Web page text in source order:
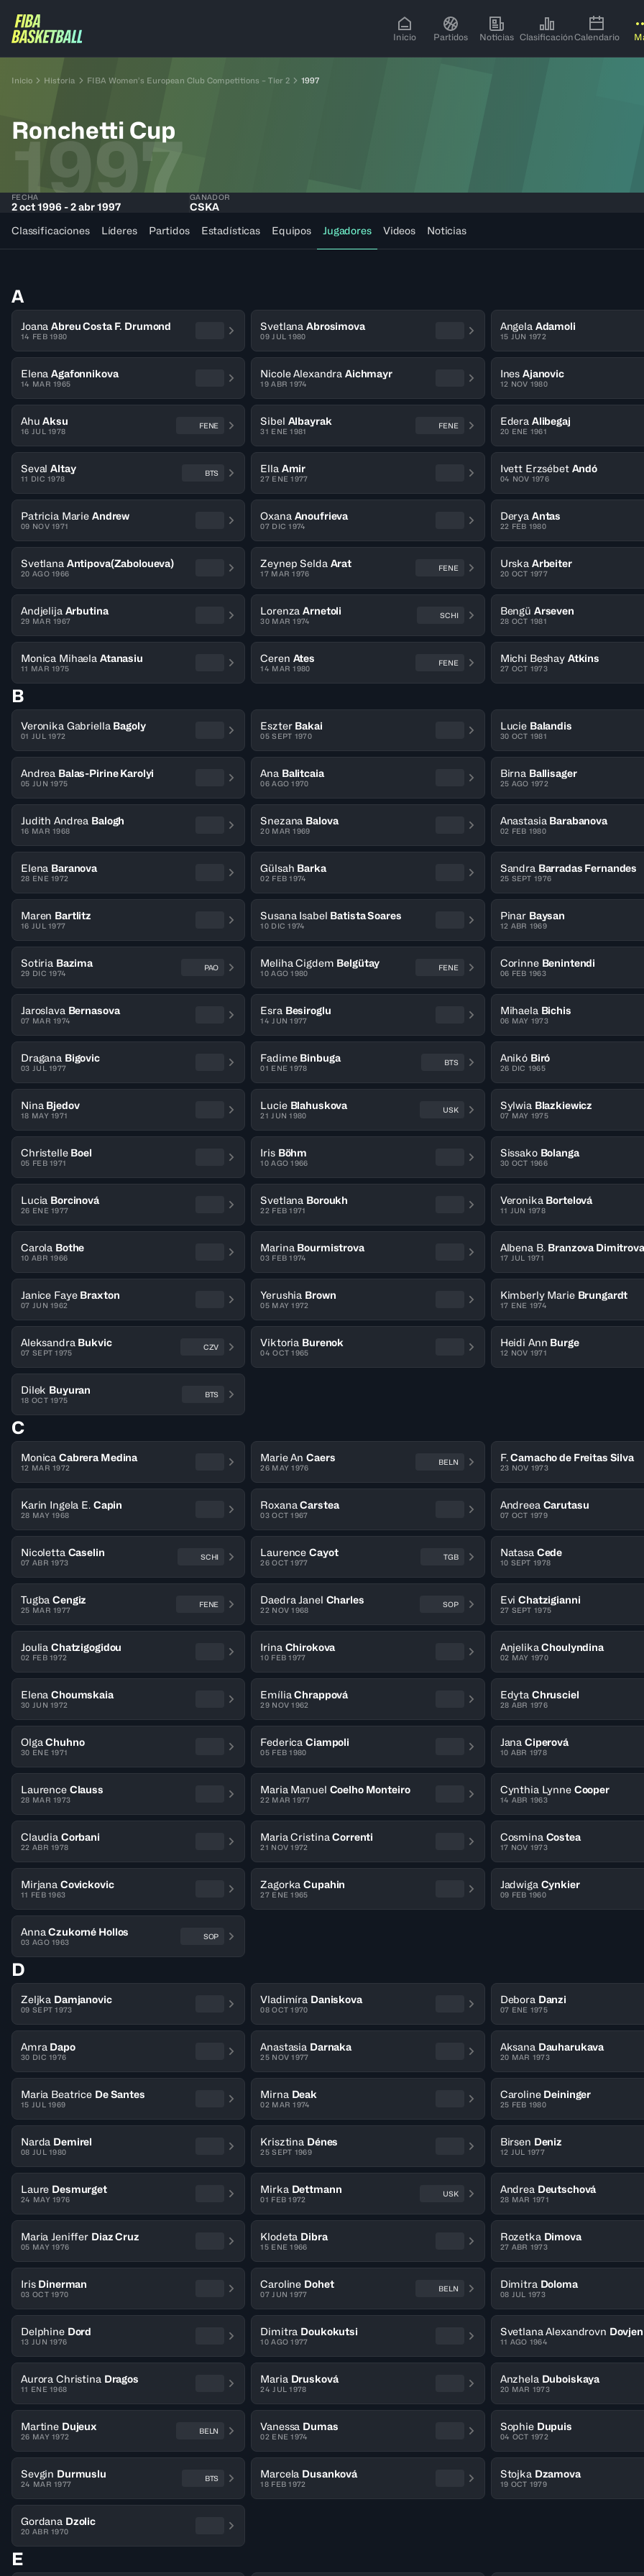
Inicio Partidos Noticias ClasificaciónCalendario
Inicio Historia FIBA Women’s European Club Competitions – Tier 2 1997
Ronchetti Cup
1997
FECHA
2 oct 1996 - 2 abr 1997
GANADOR
CSKA
Classificaciones
Líderes Partidos Estadísticas Equipos Jugadores Videos Noticias
A
Joana Abreu Costa F. Drumond
14 FEB 1980
Svetlana Abrosimova
09 JUL 1980
Angela Adamoli
15 JUN 1972
Elena Agafonnikova
14 MAR 1965
Nicole Alexandra Aichmayr
19 ABR 1974
Ines Ajanovic
12 NOV 1980
Ahu Aksu
16 JUL 1978
FENE Sibel Albayrak
31 ENE 1981
FENE Edera Alibegaj
20 ENE 1961
Seval Altay
11 DIC 1978
BTS Ella Amir
27 ENE 1977
Ivett Erzsébet Andó
04 NOV 1976
Patricia Marie Andrew
09 NOV 1971
Oxana Anoufrieva
07 DIC 1974
Derya Antas
22 FEB 1980
Svetlana Antipova(Zaboloueva)
20 AGO 1966
Zeynep Selda Arat
17 MAR 1976
FENE Urska Arbeiter
20 OCT 1977
Andjelija Arbutina
29 MAR 1967
Lorenza Arnetoli
30 MAR 1974
SCHI Bengü Arseven
28 OCT 1981
Monica Mihaela Atanasiu
11 MAR 1975
Ceren Ates
14 MAR 1980
FENE Michi Beshay Atkins
27 OCT 1973
B
Veronika Gabriella Bagoly
01 JUL 1972
Eszter Bakai
05 SEPT 1970
Lucie Balandis
30 OCT 1981
Andrea Balas-Pirine Karolyi
05 JUN 1975
Ana Balitcaia
06 AGO 1970
Birna Ballisager
25 AGO 1972
Judith Andrea Balogh
16 MAR 1968
Snezana Balova
20 MAR 1969
Anastasia Barabanova
02 FEB 1980
Elena Baranova
28 ENE 1972
Gülsah Barka
02 FEB 1974
Sandra Barradas Fernandes
25 SEPT 1976
Maren Bartlitz
16 JUL 1977
Susana Isabel Batista Soares
10 DIC 1974
Pinar Baysan
12 ABR 1969
Sotiria Bazima
29 DIC 1974
PAO Meliha Cigdem Belgütay
10 AGO 1980
FENE Corinne Benintendi
06 FEB 1963
Jaroslava Bernasova
07 MAR 1974
Esra Besiroglu
14 JUN 1977
Mihaela Bichis
06 MAY 1973
Dragana Bigovic
03 JUL 1977
Fadime Binbuga
01 ENE 1978
BTS Anikó Biró
26 DIC 1965
Nina Bjedov
18 MAY 1971
Lucie Blahuskova
21 JUN 1980
USK Sylwia Blazkiewicz
07 MAY 1975
Christelle Boel
05 FEB 1971
Iris Böhm
10 AGO 1966
Sissako Bolanga
30 OCT 1966
Lucia Borcinová
26 ENE 1977
Svetlana Boroukh
22 FEB 1971
Veronika Bortelová
11 JUN 1978
Carola Bothe
10 ABR 1966
Marina Bourmistrova
03 FEB 1974
Albena B. Branzova Dimitrova
17 JUL 1971
Janice Faye Braxton
07 JUN 1962
Yerushia Brown
05 MAY 1972
Kimberly Marie Brungardt
17 ENE 1974
Aleksandra Bukvic
07 SEPT 1975
CZV Viktoria Burenok
04 OCT 1965
Heidi Ann Burge
12 NOV 1971
Dilek Buyuran
18 OCT 1975
BTS
C
Monica Cabrera Medina
12 MAR 1972
Marie An Caers
26 MAY 1976
BELN F. Camacho de Freitas Silva
23 NOV 1973
Karin Ingela E. Capin
28 MAY 1968
Roxana Carstea
03 OCT 1967
Andreea Carutasu
07 OCT 1979
Nicoletta Caselin
07 ABR 1973
SCHI Laurence Cayot
26 OCT 1977
TGB Natasa Cede
10 SEPT 1978
Tugba Cengiz
25 MAR 1977
FENE Daedra Janel Charles
22 NOV 1968
SOP Evi Chatzigianni
27 SEPT 1975
Joulia Chatzigogidou
02 FEB 1972
Irina Chirokova
10 FEB 1977
Anjelika Choulyndina
02 MAY 1970
Elena Choumskaia
30 JUN 1972
Emília Chrappová
29 NOV 1962
Edyta Chrusciel
28 ABR 1976
Olga Chuhno
30 ENE 1971
Federica Ciampoli
05 FEB 1980
Jana Ciperová
10 ABR 1978
Laurence Clauss
28 MAR 1973
Maria Manuel Coelho Monteiro
22 MAR 1977
Cynthia Lynne Cooper
14 ABR 1963
Claudia Corbani
22 ABR 1978
Maria Cristina Correnti
21 NOV 1972
Cosmina Costea
17 NOV 1973
Mirjana Covickovic
11 FEB 1963
Zagorka Cupahin
27 ENE 1965
Jadwiga Cynkier
09 FEB 1960
Anna Czukorné Hollos
03 AGO 1963
SOP
D
Zeljka Damjanovic
09 SEPT 1973
Vladimíra Daniskova
08 OCT 1970
Debora Danzi
07 ENE 1975
Amra Dapo
30 DIC 1976
Anastasia Darnaka
25 NOV 1977
Aksana Dauharukava
20 MAR 1973
Maria Beatrice De Santes
15 JUL 1969
Mirna Deak
02 MAR 1974
Caroline Deininger
25 FEB 1980
Narda Demirel
08 JUL 1980
Krisztina Dénes
25 SEPT 1969
Birsen Deniz
12 JUL 1977
Laure Desmurget
24 MAY 1976
Mirka Dettmann
01 FEB 1972
USK Andrea Deutschová
28 MAR 1971
Maria Jeniffer Diaz Cruz
05 MAY 1976
Klodeta Dibra
15 ENE 1966
Rozetka Dimova
27 ABR 1973
Iris Dinerman
03 OCT 1970
Caroline Dohet
07 JUN 1977
BELN Dimitra Doloma
08 JUL 1973
Delphine Dord
13 JUN 1976
Dimitra Doukokutsi
10 AGO 1977
Svetlana Alexandrovn
11 AGO 1964
Aurora Christina Dragos
11 ENE 1968
Maria Drusková
24 JUL 1978
Anzhela Duboiskaya
20 MAR 1973
Martine Dujeux
26 MAY 1972
BELN Vanessa Dumas
02 ENE 1974
Sophie Dupuis
04 OCT 1972
Sevgin Durmuslu
24 MAR 1977
BTS Marcela Dusanková
18 FEB 1972
Stojka Dzamova
19 OCT 1979
Gordana Dzolic
20 ABR 1970
E